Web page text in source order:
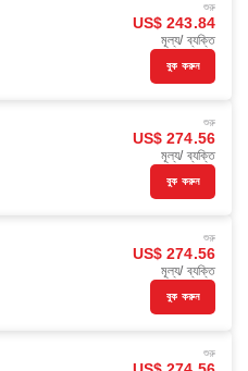
শুরু
US$ 243.84
মূল্য/ ব্যক্তি
বুক করুন
শুরু
US$ 274.56
মূল্য/ ব্যক্তি
বুক করুন
শুরু
US$ 274.56
মূল্য/ ব্যক্তি
বুক করুন
শুরু